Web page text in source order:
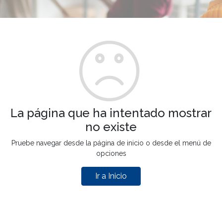
La página que ha intentado mostrar
no existe
Pruebe navegar desde la página de inicio o desde el menú de
opciones
Ir a Inicio